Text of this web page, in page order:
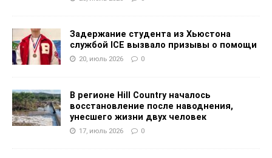
Задержание студента из Хьюстона
службой ICE вызвало призывы о помощи
20, июль 2026 0
В регионе Hill Country началось
восстановление после наводнения,
унесшего жизни двух человек
17, июль 2026 0